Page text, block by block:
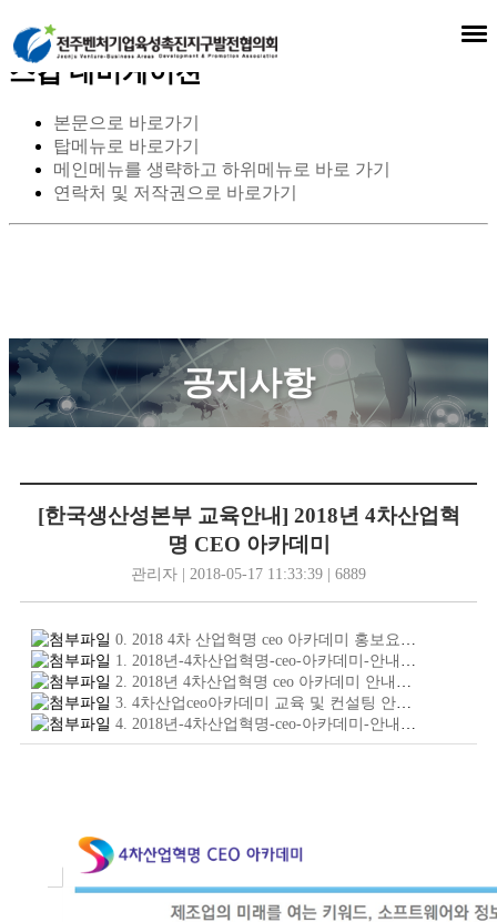
스킵 네비게이션
본문으로 바로가기
탑메뉴로 바로가기
메인메뉴를 생략하고 하위메뉴로 바로 가기
연락처 및 저작권으로 바로가기
공지사항
[한국생산성본부 교육안내] 2018년 4차산업혁
명 CEO 아카데미
관리자 | 2018-05-17 11:33:39 | 6889
0. 2018 4차 산업혁명 ceo 아카데미 홍보요청 공문전주벤처육성협의회.pdf
1. 2018년-4차산업혁명-ceo-아카데미-안내익산,전주_최종_0416.jpg
2. 2018년 4차산업혁명 ceo 아카데미 안내전북,익산,전주_20180411최종.hwp
3. 4차산업ceo아카데미 교육 및 컨설팅 안내0404.pdf
4. 2018년-4차산업혁명-ceo-아카데미-안내익산,전주_축약본.jpg